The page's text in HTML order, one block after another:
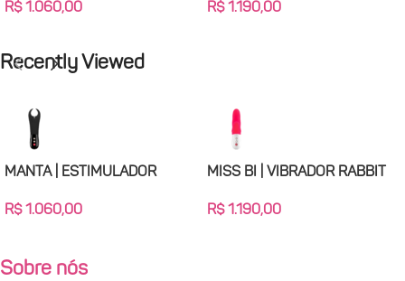
R$1.060,00
R$1.190,00
Recently Viewed
MANTA | ESTIMULADOR
R$1.060,00
MISS BI | VIBRADOR RABBIT
R$1.190,00
Sobre nós